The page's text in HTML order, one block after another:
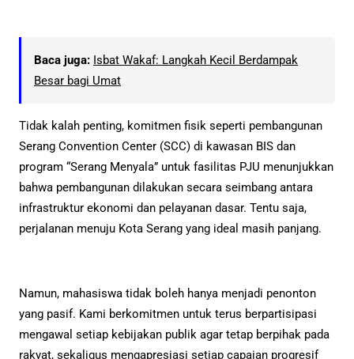
Baca juga: Isbat Wakaf: Langkah Kecil Berdampak
Besar bagi Umat
Tidak kalah penting, komitmen fisik seperti pembangunan
Serang Convention Center (SCC) di kawasan BIS dan
program “Serang Menyala” untuk fasilitas PJU menunjukkan
bahwa pembangunan dilakukan secara seimbang antara
infrastruktur ekonomi dan pelayanan dasar. Tentu saja,
perjalanan menuju Kota Serang yang ideal masih panjang.
Namun, mahasiswa tidak boleh hanya menjadi penonton
yang pasif. Kami berkomitmen untuk terus berpartisipasi
mengawal setiap kebijakan publik agar tetap berpihak pada
rakyat, sekaligus mengapresiasi setiap capaian progresif